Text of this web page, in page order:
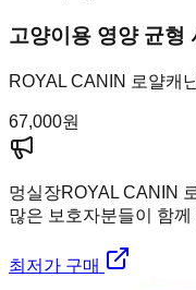
고양이용 영양 균형
ROYAL CANIN 로얄캐
67,000원
멍실장ROYAL CANIN
많은 보호자분들이 함께
최저가 구매